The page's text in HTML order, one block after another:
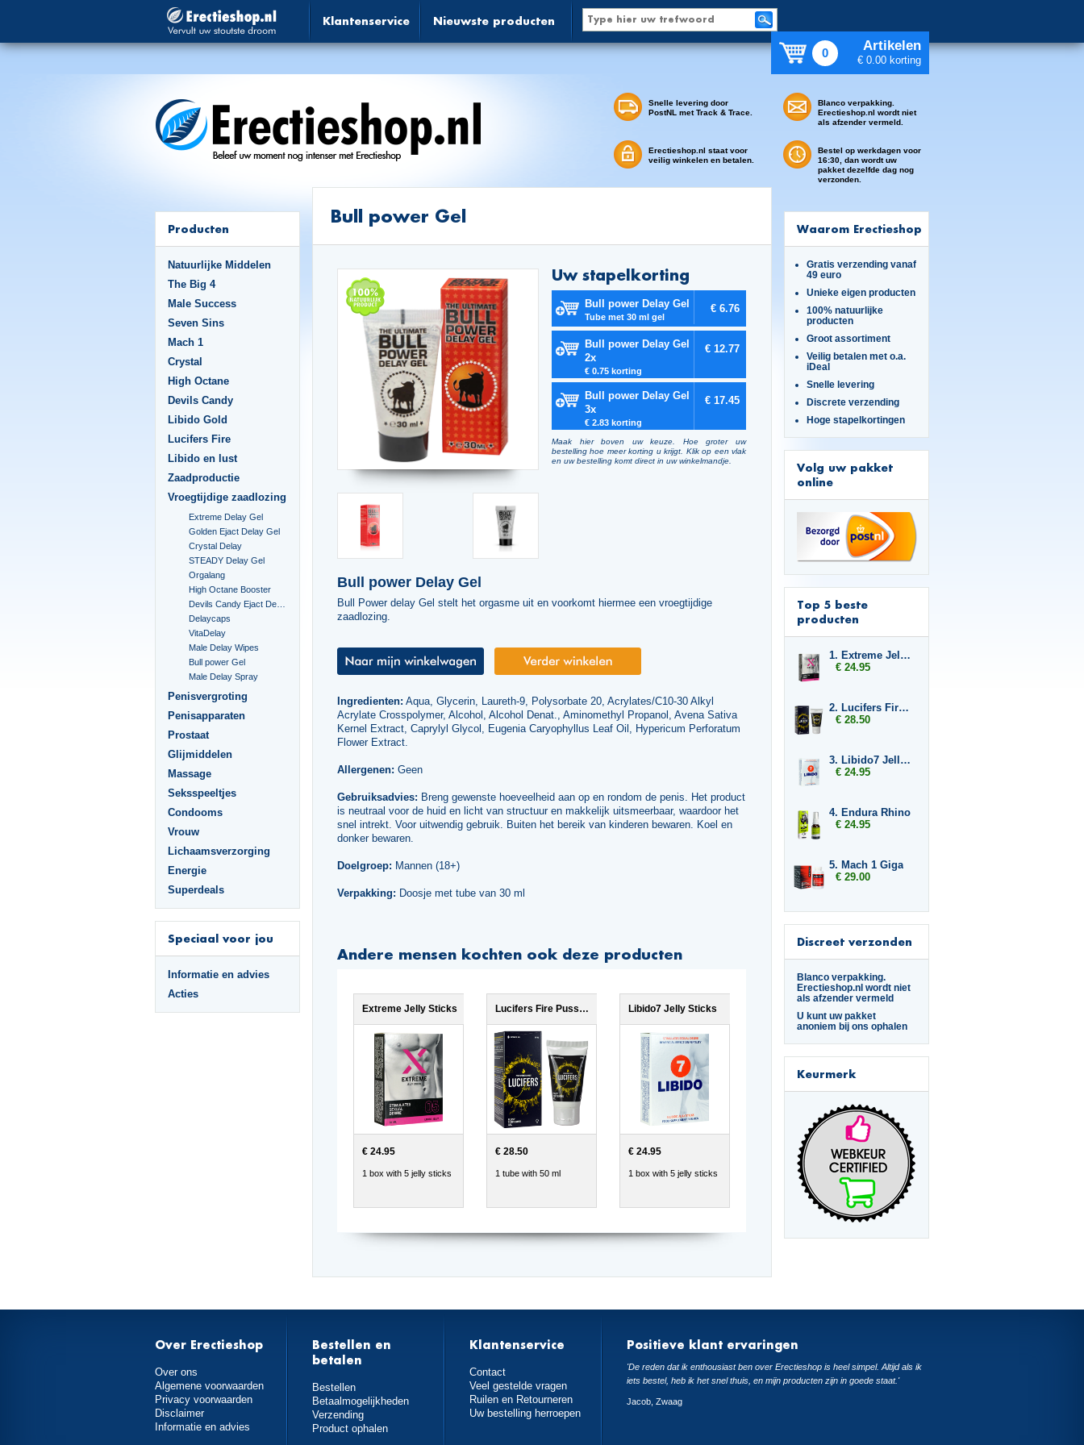
Klantenservice Nieuwste producten
0 Artikelen
€ 0.00 korting
Snelle levering door
PostNL met Track & Trace.
Erectieshop.nl staat voor
veilig winkelen en betalen.
Blanco verpakking.
Erectieshop.nl wordt niet
als afzender vermeld.
Bestel op werkdagen voor
16:30, dan wordt uw
pakket dezelfde dag nog
verzonden.
Producten
Natuurlijke Middelen
The Big 4
Male Success
Seven Sins
Mach 1
Crystal
High Octane
Devils Candy
Libido Gold
Lucifers Fire
Libido en lust
Zaadproductie
Vroegtijdige zaadlozing
Extreme Delay Gel
Golden Ejact Delay Gel
Crystal Delay
STEADY Delay Gel
Orgalang
High Octane Booster
Delaycaps
VitaDelay
Male Delay Wipes
Bull power Gel
Male Delay Spray
Penisvergroting
Penisapparaten
Prostaat
Glijmiddelen
Massage
Seksspeeltjes
Condooms
Vrouw
Lichaamsverzorging
Energie
Superdeals
Speciaal voor jou
Informatie en advies
Acties
Bull power Gel
Uw stapelkorting
Bull power Delay Gel
Tube met 30 ml gel
€ 6.76
Bull power Delay Gel
2x
€ 0.75 korting
€ 12.77
Bull power Delay Gel
3x
€ 2.83 korting
€ 17.45
Maak hier boven uw keuze. Hoe groter uw
bestelling hoe meer korting u krijgt. Klik op een vlak
en uw bestelling komt direct in uw winkelmandje.
Bull power Delay Gel
Bull Power delay Gel stelt het orgasme uit en voorkomt hiermee een vroegtijdige
zaadlozing.
Ingredienten: Aqua, Glycerin, Laureth-9, Polysorbate 20, Acrylates/C10-30 Alkyl
Acrylate Crosspolymer, Alcohol, Alcohol Denat., Aminomethyl Propanol, Avena Sativa
Kernel Extract, Caprylyl Glycol, Eugenia Caryophyllus Leaf Oil, Hypericum Perforatum
Flower Extract.
Allergenen: Geen
Gebruiksadvies: Breng gewenste hoeveelheid aan op en rondom de penis. Het product
is neutraal voor de huid en licht van structuur en makkelijk uitsmeerbaar, waardoor het
snel intrekt. Voor uitwendig gebruik. Buiten het bereik van kinderen bewaren. Koel en
donker bewaren.
Doelgroep: Mannen (18+)
Verpakking: Doosje met tube van 30 ml
Andere mensen kochten ook deze producten
Extreme Jelly Sticks
€ 24.95
1 box with 5 jelly sticks
Lucifers Fire Pussy Tightening Gel
€ 28.50
1 tube with 50 ml
Libido7 Jelly Sticks
€ 24.95
1 box with 5 jelly sticks
Waarom Erectieshop
Gratis verzending vanaf
49 euro
Unieke eigen producten
100% natuurlijke
producten
Groot assortiment
Veilig betalen met o.a.
iDeal
Snelle levering
Discrete verzending
Hoge stapelkortingen
Volg uw pakket
online
Top 5 beste
producten
1. Extreme Jelly Sticks
€ 24.95
2. Lucifers Fire Pussy Tightening Gel
€ 28.50
3. Libido7 Jelly Sticks
€ 24.95
4. Endura Rhino
€ 24.95
5. Mach 1 Giga
€ 29.00
Discreet verzonden
Blanco verpakking.
Erectieshop.nl wordt niet
als afzender vermeld
U kunt uw pakket
anoniem bij ons ophalen
Keurmerk
Over Erectieshop
Over ons
Algemene voorwaarden
Privacy voorwaarden
Disclaimer
Informatie en advies
Bestellen en
betalen
Bestellen
Betaalmogelijkheden
Verzending
Product ophalen
Klantenservice
Contact
Veel gestelde vragen
Ruilen en Retourneren
Uw bestelling herroepen
Positieve klant ervaringen
'De reden dat ik enthousiast ben over Erectieshop is heel simpel. Altijd als ik
iets bestel, heb ik het snel thuis, en mijn producten zijn in goede staat.'
Jacob, Zwaag